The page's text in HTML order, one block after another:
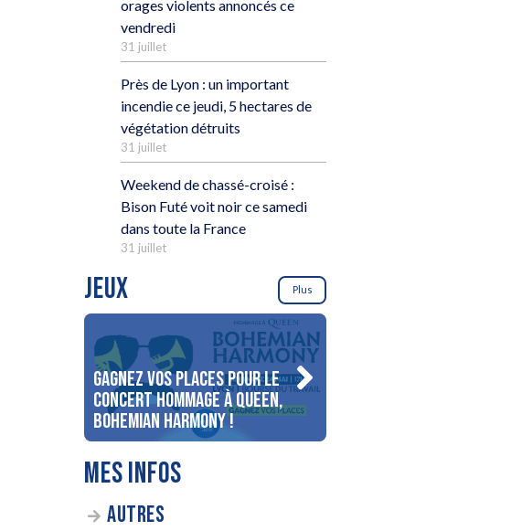
orages violents annoncés ce
vendredi
31 juillet
Près de Lyon : un important
incendie ce jeudi, 5 hectares de
végétation détruits
31 juillet
Weekend de chassé-croisé :
Bison Futé voit noir ce samedi
dans toute la France
31 juillet
JEUX Plus
Gagnez vos places pour le
concert Hommage à Queen,
Bohemian Harmony !
MES INFOS
AUTRES